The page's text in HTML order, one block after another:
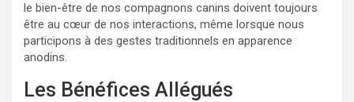
le bien-être de nos compagnons canins doivent toujours
être au cœur de nos interactions, même lorsque nous
participons à des gestes traditionnels en apparence
anodins.
Les Bénéfices Allégués